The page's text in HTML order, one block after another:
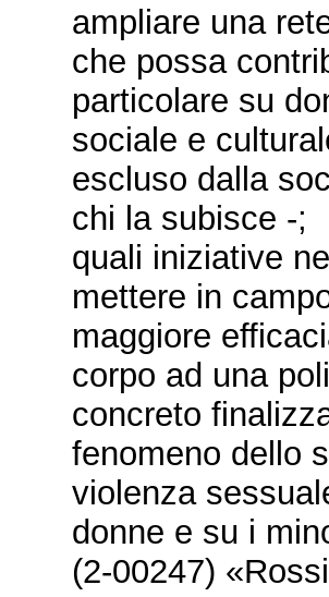
ampliare una
che possa
particolare su
sociale e
escluso dalla
chi la subisce -;
quali iniziative
mettere in
maggiore
corpo ad una
concreto
fenomeno dello
violenza
donne e su i
(2-00247)